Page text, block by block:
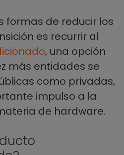
formas de reducir los
es recurrir al
, una opción
más entidades se
como privadas,
impulso a la
de hardware.